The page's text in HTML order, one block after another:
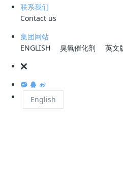
联系我们
Contact us
集团网站
ENGLISH
臭氧催化剂 英文
English
运行处理过程中普遍存在处
济之前矛盾突出的问题。国
理技术研究由来已久，常规